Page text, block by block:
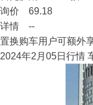
询价 69.18
详情 --
置换购车用户可额外
2024年2月05日行情